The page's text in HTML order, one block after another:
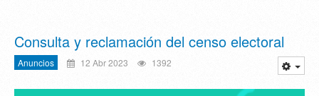
Consulta y reclamación del censo electoral
Anuncios 12 Abr 2023 1392